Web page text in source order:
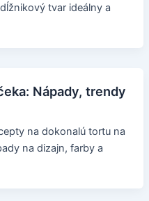
tvar ideálny a
Nápady, trendy
na dokonalú tortu na
na dizajn, farby a